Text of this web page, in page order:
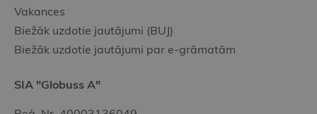
Vakances
Biežāk uzdotie jautājumi (BUJ)
Biežāk uzdotie jautājumi par e-grāmatām
SIA "Globuss A"